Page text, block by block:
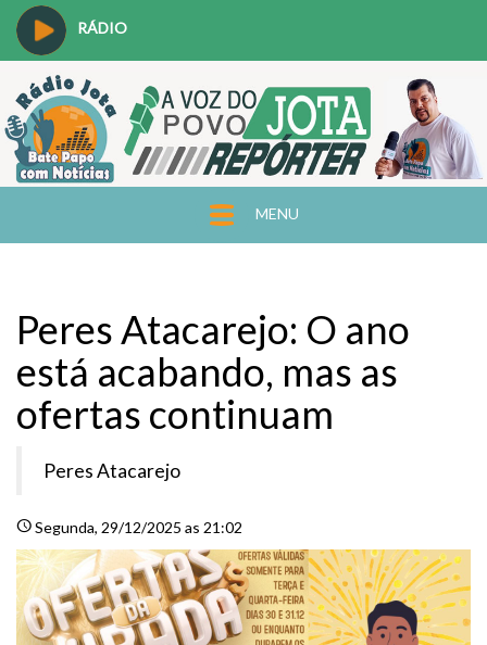
RÁDIO
MENU
Peres Atacarejo: O ano
está acabando, mas as
ofertas continuam
Peres Atacarejo
scheduleSegunda, 29/12/2025 as 21:02